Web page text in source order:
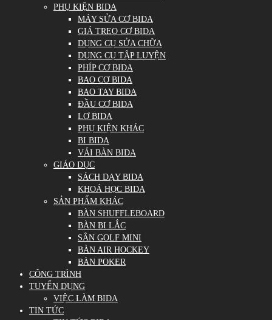
PHỤ KIỆN BIDA
MÁY SỬA CƠ BIDA
GIÁ TREO CƠ BIDA
DỤNG CỤ SỬA CHỮA
DỤNG CỤ TẬP LUYỆN
PHÍP CƠ BIDA
BAO CƠ BIDA
BAO TAY BIDA
ĐẦU CƠ BIDA
LƠ BIDA
PHỤ KIỆN KHÁC
BI BIDA
VẢI BÀN BIDA
GIÁO DỤC
SÁCH DẠY BIDA
KHOÁ HỌC BIDA
SẢN PHẨM KHÁC
BÀN SHUFFLEBOARD
BÀN BI LẮC
SÂN GOLF MINI
BÀN AIR HOCKEY
BÀN POKER
CÔNG TRÌNH
TUYỂN DỤNG
VIỆC LÀM BIDA
TIN TỨC